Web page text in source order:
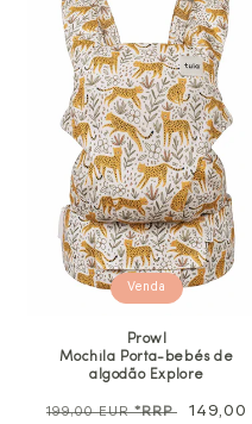
Venda
Prowl
Mochila Porta-bebés de
algodão Explore
Preço
199,00 EUR*RRP
Preço
149,00